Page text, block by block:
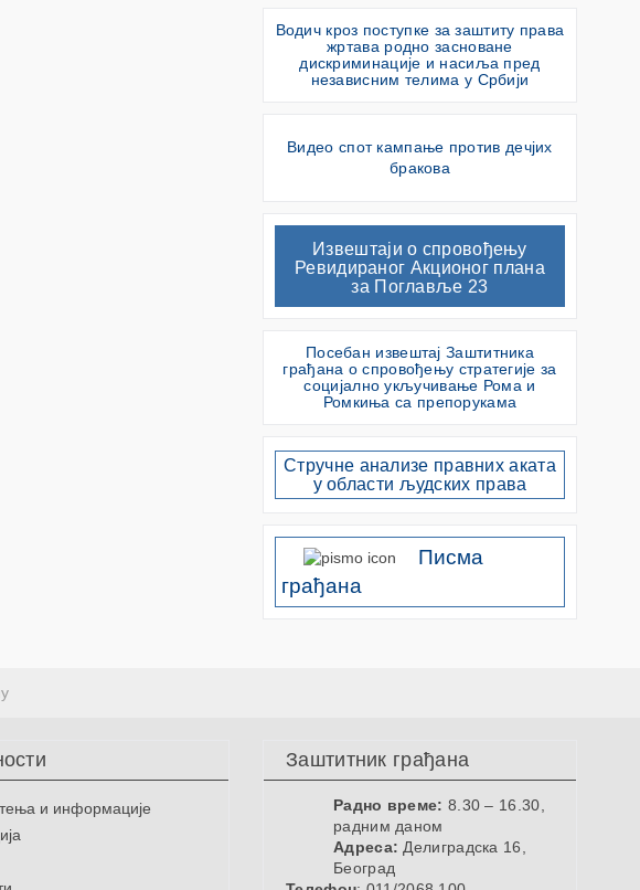
Водич кроз поступке за заштиту права
жртава родно засноване
дискриминације и насиља пред
независним телима у Србији
Видео спот кампање против дечјих
бракова
Извештаји о спровођењу
Ревидираног Акционог плана
за Поглавље 23
Посебан извештај Заштитника
грађана о спровођењу стратегије за
социјално укључивање Рома и
Ромкиња са препорукама
Стручне анализе правних аката
у области људских права
Писма
грађана
и информације
Заштитник грађана
Радно време: 8.30 – 16.30,
радним даном
Адреса: Делиградска 16,
Београд